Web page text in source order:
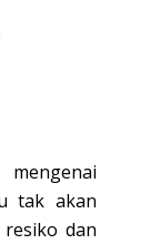
tak akan
dan